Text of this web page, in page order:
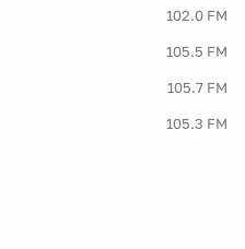
102.0 FM
105.5 FM
105.7 FM
105.3 FM